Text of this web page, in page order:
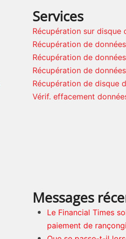
Services
Récupération sur disque
Récupération de
Récupération de
Récupération de
Récupération de disque
Vérif. effacement
Messages
Le Financial Times
paiement de